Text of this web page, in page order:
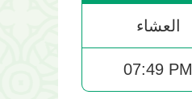
العشاء
07:49 PM